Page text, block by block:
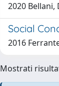
2020 Bellani,
Social
2016
Mostrati